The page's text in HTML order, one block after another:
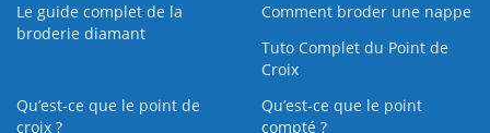
Le guide complet de la
broderie diamant
Comment broder une nappe
Tuto Complet du Point de
Croix
Qu’est-ce que le point de
croix ?
Qu’est-ce que le point
compté ?